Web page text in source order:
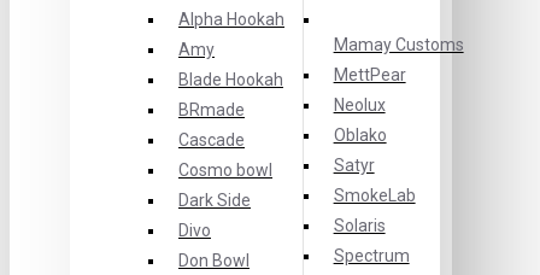
Alpha Hookah
Amy
Blade Hookah
BRmade
Cascade
Cosmo bowl
Dark Side
Divo
Don Bowl
Mamay Customs
MettPear
Neolux
Oblako
Satyr
SmokeLab
Solaris
Spectrum